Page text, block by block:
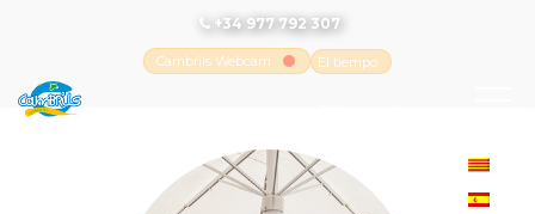
+34 977 792 307
Cambrils Webcam
El tiempo